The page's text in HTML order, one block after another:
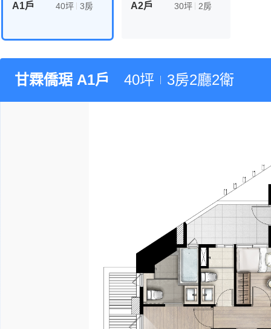
A1戶 40坪 3房 A2戶 30坪 2房
甘霖僑琚 A1戶 40坪 3房2廳2衛